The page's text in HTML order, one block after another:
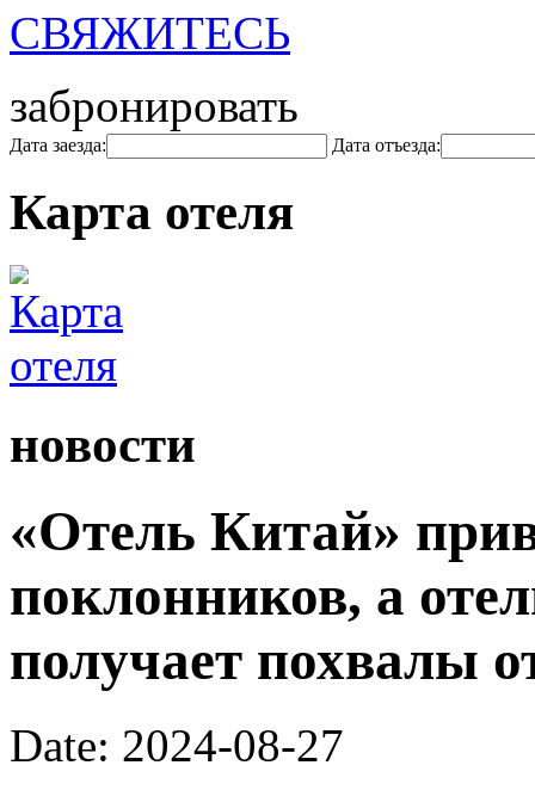
СВЯЖИТЕСЬ
забронировать
Дата заезда: Дата отъезда:
Карта отеля
новости
«Отель Китай»
поклонников, а
получает похвалы
Date: 2024-08-27